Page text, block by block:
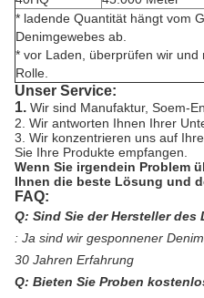
* ladende Quantität hängt vom
Denimgewebes ab.
* vor Laden, überprüfen wir
Rolle.
Unser Service:
1. Wir sind Manufaktur, Soem-
2. Wir antworten Ihnen Ihrer
3. Wir konzentrieren uns auf
Sie Ihre Produkte empfangen.
Wenn Sie irgendein Problem
Ihnen die beste Lösung und
FAQ:
Q: Sind Sie der Hersteller des
: Ja sind wir gesponnener
30 Jahren Erfahrung
Q: Bieten Sie Proben